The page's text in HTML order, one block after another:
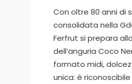
Con oltre 80 anni di
consolidata nella
Ferfrut si prepara
dell’anguria Coco
formato midi,
unica: è